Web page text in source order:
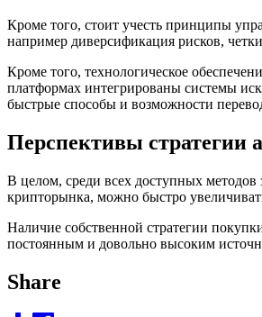
Кроме того, стоит учесть принципы
например диверсификация рисков,
Кроме того, технологическое
платформах интегрированы системы
быстрые способы и возможности
Перспективы стратегии
В целом, среди всех доступных методов
крипторынка, можно быстро
Наличие собственной стратегии
постоянным и довольно высоким
Share